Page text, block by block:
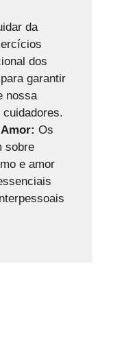
da
dos
garantir
nossa
Os
sobre
e amor